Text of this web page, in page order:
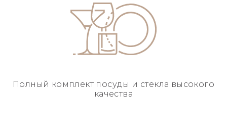
Полный комплект посуды и стекла высокого
качества